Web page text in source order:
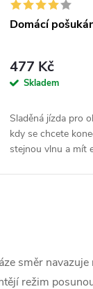
Domácí
477 Kč
Skladem
Sladěná jízda pro
kdy se chcete
stejnou vlnu a mít
směr
režim